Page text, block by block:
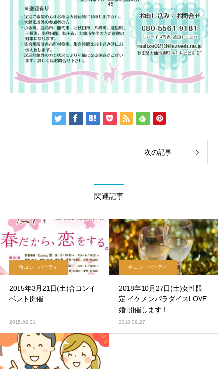
次の記事
関連記事
合コン・パーティ
2015年3月21日(土)合コンイ
ベント開催
2015.02.21
合コン・パーティ
2018年10月27日(土)女性限
定 イケメンパラダイスLOVE
婚 開催します！
2018.09.27